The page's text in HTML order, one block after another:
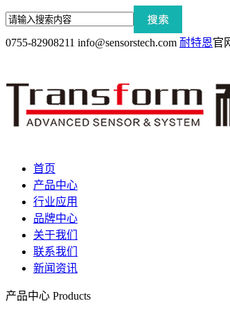
0755-82908211 info@sensorstech.com 耐特恩官
首页
产品中心
行业应用
品牌中心
关于我们
联系我们
新闻资讯
产品中心 Products